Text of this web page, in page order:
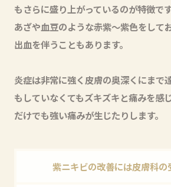
もさらに盛り上がっているのが特徴です
あざや血豆のような赤紫〜紫色をして
出血を伴うこともあります。
炎症は非常に強く皮膚の奥深くにまで
もしていなくてもズキズキと痛みを感
だけでも強い痛みが生じたりします。
紫ニキビの改善には皮膚科の